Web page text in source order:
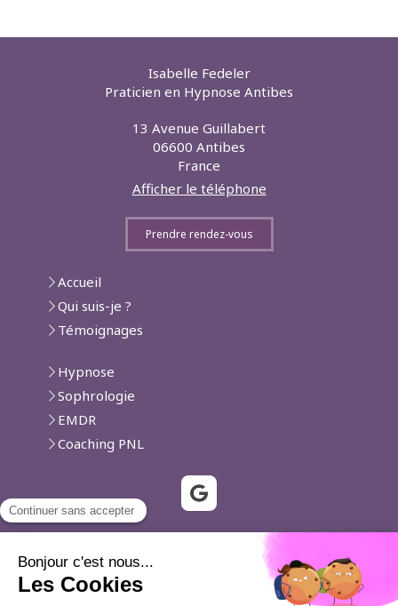
Isabelle Fedeler
Praticien en Hypnose Antibes
13 Avenue Guillabert
06600 Antibes
France
Afficher le téléphone
Prendre rendez-vous
Accueil
Qui suis-je ?
Témoignages
Hypnose
Sophrologie
EMDR
Coaching PNL
Vallauris, Biot, Villeneuve-Loubet, Le Cannet,
Cannes, Mougins, Cagnes-sur-Mer, Roquefort-
les-Pins, Saint-Laurent-du-Var, Valbonne, La
Colle-sur-Loup, Mouans-Sartoux, Nice